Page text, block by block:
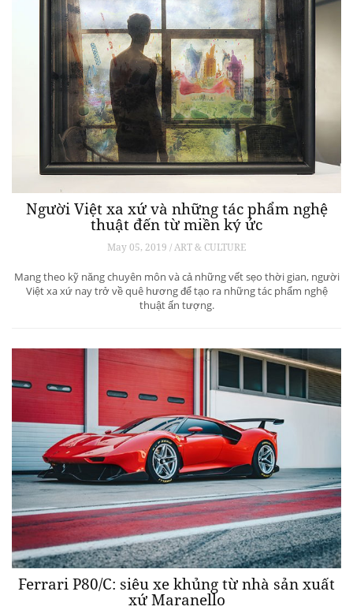
Người Việt xa xứ và những tác phẩm nghệ
thuật đến từ miền ký ức
May 05, 2019 / ART & CULTURE
Mang theo kỹ năng chuyên môn và cả những vết sẹo thời gian, người
Việt xa xứ nay trở về quê hương để tạo ra những tác phẩm nghệ
thuật ấn tượng.
Ferrari P80/C: siêu xe khủng từ ​​nhà sản xuất
xứ Maranello